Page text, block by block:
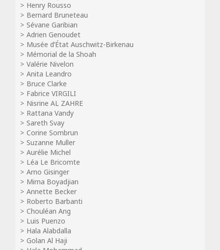
Henry Rousso
Bernard Bruneteau
Sévane Garibian
Adrien Genoudet
Musée d’État Auschwitz-Birkenau
Mémorial de la Shoah
Valérie Nivelon
Anita Leandro
Bruce Clarke
Fabrice VIRGILI
Nisrine AL ZAHRE
Rattana Vandy
Sareth Svay
Corine Sombrun
Suzanne Muller
Aurélie Michel
Léa Le Bricomte
Arno Gisinger
Mirna Boyadjian
Annette Becker
Roberto Barbanti
Chouléan Ang
Luis Puenzo
Hala Alabdalla
Golan Al Haji